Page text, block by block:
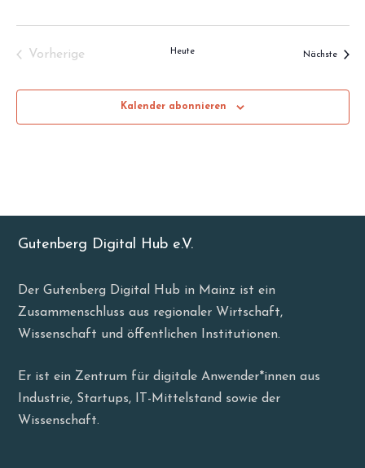
Vorherige
Heute Nächste
Kalender abonnieren
Gutenberg Digital Hub e.V.
Der Gutenberg Digital Hub in Mainz ist ein
Zusammenschluss aus regionaler Wirtschaft,
Wissenschaft und öffentlichen Institutionen.
Er ist ein Zentrum für digitale Anwender*innen aus
Industrie, Startups, IT-Mittelstand sowie der
Wissenschaft.